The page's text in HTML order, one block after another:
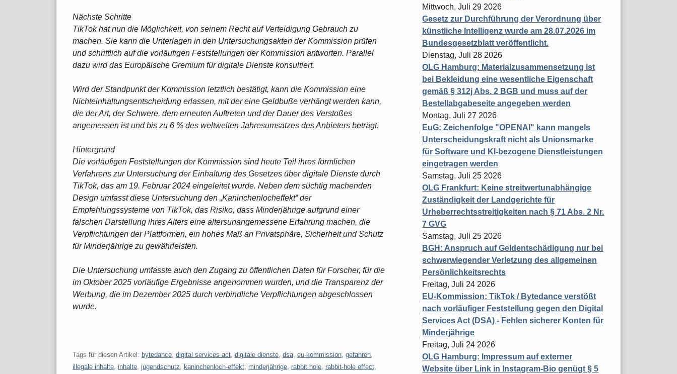
Nächste Schritte
TikTok hat nun die Möglichkeit, von seinem Recht auf Verteidigung Gebrauch zu
machen. Sie kann die Unterlagen in den Untersuchungsakten der Kommission prüfen
und schriftlich auf die vorläufigen Feststellungen der Kommission antworten. Parallel
dazu wird das Europäische Gremium für digitale Dienste konsultiert.
Wird der Standpunkt der Kommission letztlich bestätigt, kann die Kommission eine
Nichteinhaltungsentscheidung erlassen, mit der eine Geldbuße verhängt werden kann,
die der Art, der Schwere, dem erneuten Auftreten und der Dauer des Verstoßes
angemessen ist und bis zu 6 % des weltweiten Jahresumsatzes des Anbieters beträgt.
Hintergrund
Die vorläufigen Feststellungen der Kommission sind heute Teil ihres förmlichen
Verfahrens zur Untersuchung der Einhaltung des Gesetzes über digitale Dienste durch
TikTok, das am 19. Februar 2024 eingeleitet wurde. Neben dem süchtig machenden
Design umfasst diese Untersuchung den „Kaninchenlocheffekt“ der
Empfehlungssysteme von TikTok, das Risiko, dass Minderjährige aufgrund einer
falschen Darstellung ihres Alters eine altersunangemessene Erfahrung machen, die
Verpflichtungen der Plattformen, ein hohes Maß an Privatsphäre, Sicherheit und Schutz
für Minderjährige zu gewährleisten.
Die Untersuchung umfasste auch den Zugang zu öffentlichen Daten für Forscher, für die
im Oktober 2025 vorläufige Ergebnisse angenommen wurden, und die Transparenz der
Werbung, die im Dezember 2025 durch verbindliche Verpflichtungen abgeschlossen
wurde.
Tags für diesen Artikel: bytedance digital services act digitale dienste dsa eu-kommission gefahren
illegale inhalte inhalte jugendschutz kaninchenloch-effekt minderjährige rabbit hole rabbit-hole effect
Mittwoch, Juli 29 2026
Gesetz zur Durchführung der Verordnung über
künstliche Intelligenz wurde am 28.07.2026 im
Bundesgesetzblatt veröffentlicht.
Dienstag, Juli 28 2026
OLG Hamburg: Materialzusammensetzung ist
bei Bekleidung eine wesentliche Eigenschaft
gemäß § 312j Abs. 2 BGB und muss auf der
Bestellabgabeseite angegeben werden
Montag, Juli 27 2026
EuG: Zeichenfolge "OPENAI" kann mangels
Unterscheidungskraft nicht als Unionsmarke
für Software und KI-bezogene Dienstleistungen
eingetragen werden
Samstag, Juli 25 2026
OLG Frankfurt: Keine streitwertunabhängige
Zuständigkeit der Landgerichte für
Urheberrechtsstreitigkeiten nach § 71 Abs. 2 Nr.
7 GVG
Samstag, Juli 25 2026
BGH: Anspruch auf Geldentschädigung nur bei
schwerwiegender Verletzung des allgemeinen
Persönlichkeitsrechts
Freitag, Juli 24 2026
EU-Kommission: TikTok / Bytedance verstößt
nach vorläufiger Feststellung gegen den Digital
Services Act (DSA) - Fehlen sicherer Konten für
Minderjährige
Freitag, Juli 24 2026
OLG Hamburg: Impressum auf externer
Website über Link in Instagram-Bio genügt § 5